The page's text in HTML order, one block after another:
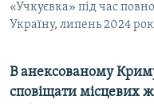
«Учкуєвка» під час
Україну, липень 2024
В анексованому
сповіщати місцевих